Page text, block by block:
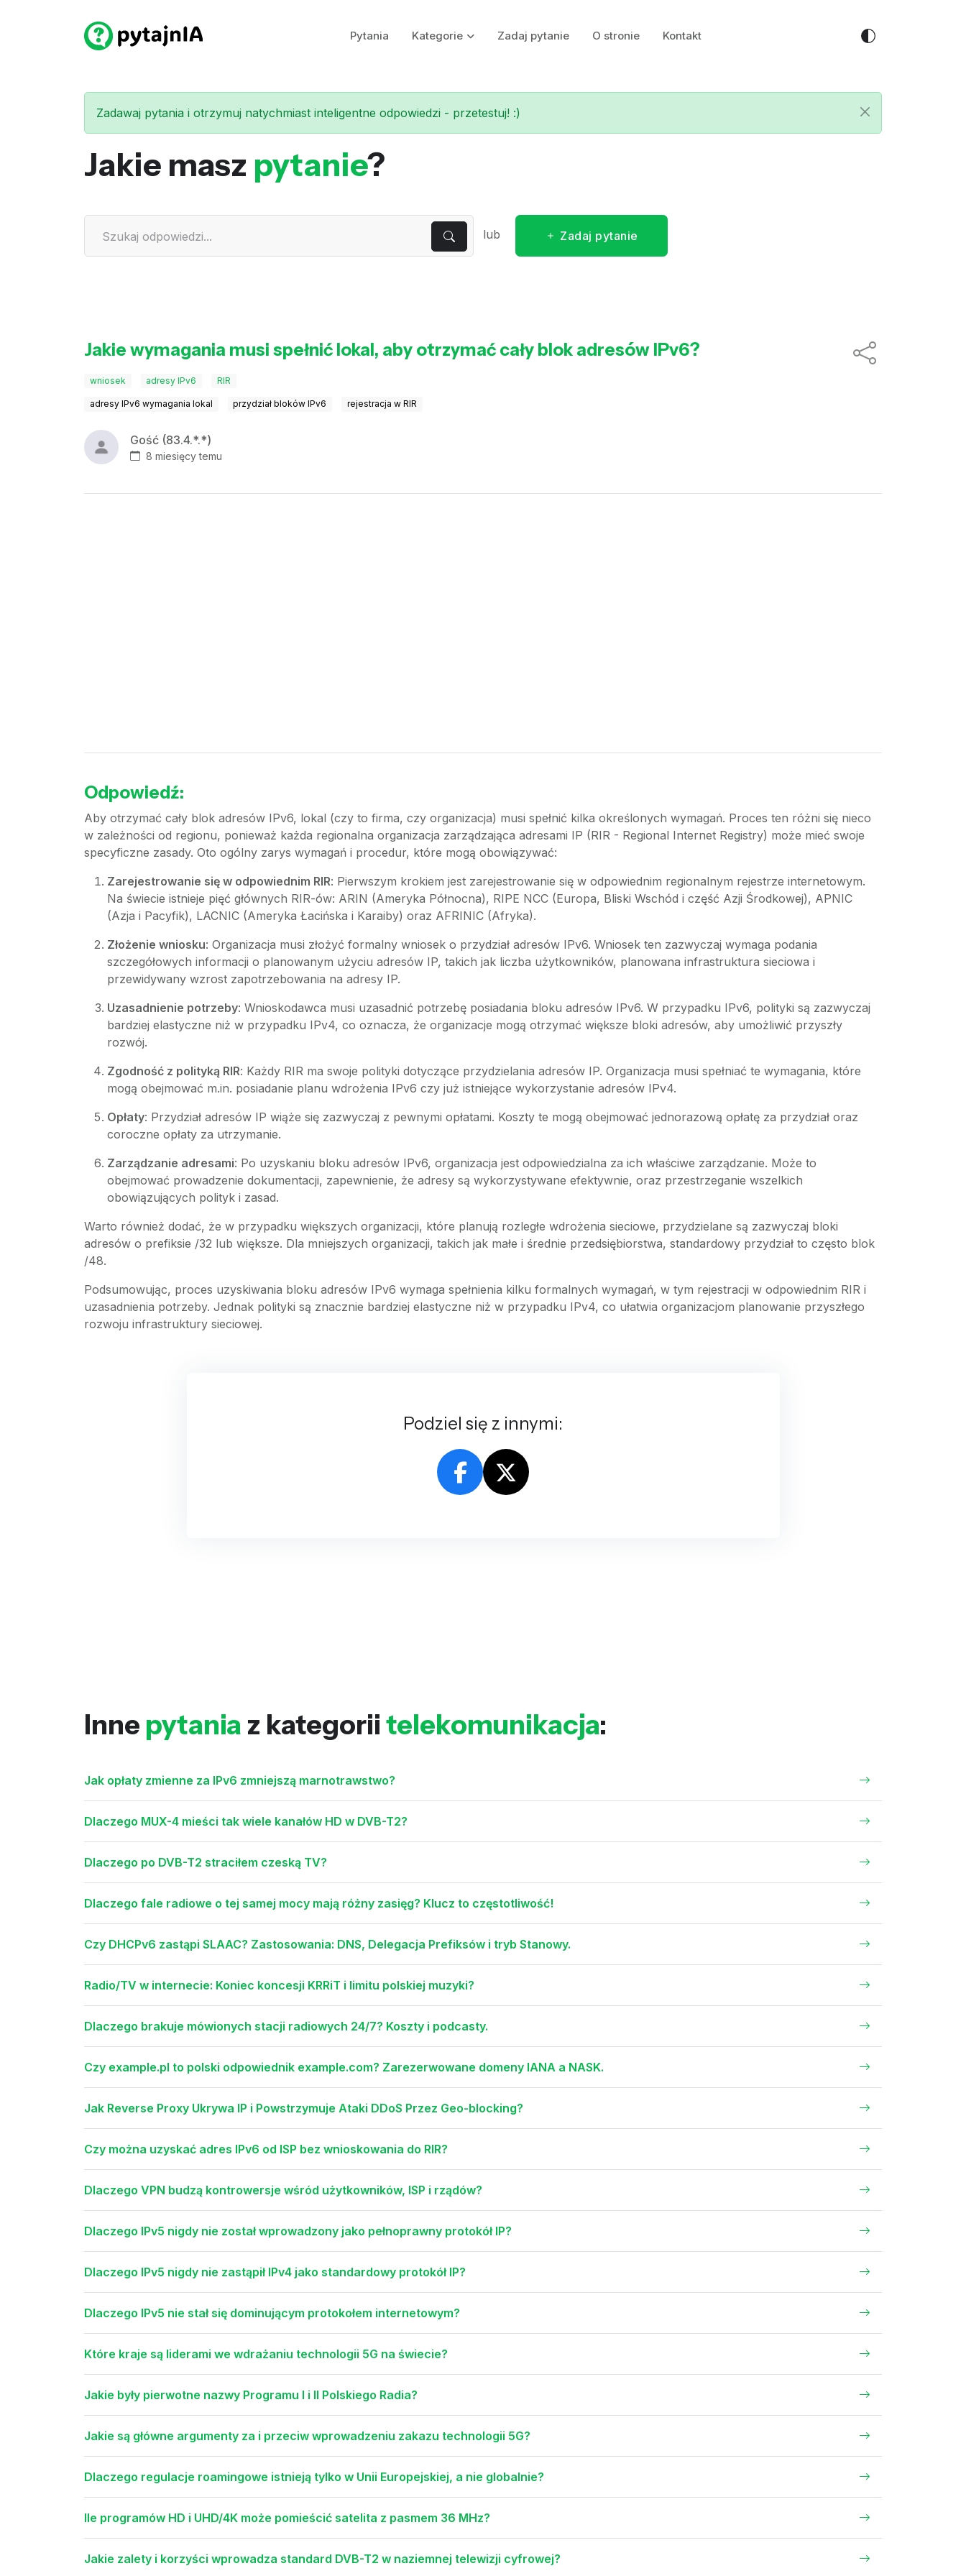
Pytania Kategorie Zadaj pytanie O stronie Kontakt
Zadawaj pytania i otrzymuj natychmiast inteligentne odpowiedzi - przetestuj! :)
Jakie masz pytanie?
lub Zadaj pytanie
Jakie wymagania musi spełnić lokal, aby otrzymać cały blok adresów IPv6?
wniosek adresy IPv6 RIR
adresy IPv6 wymagania lokal przydział bloków IPv6 rejestracja w RIR
Gość (83.4.*.*)
8 miesięcy temu
Odpowiedź:
Aby otrzymać cały blok adresów IPv6, lokal (czy to firma, czy organizacja) musi spełnić kilka określonych wymagań. Proces ten różni się nieco
w zależności od regionu, ponieważ każda regionalna organizacja zarządzająca adresami IP (RIR - Regional Internet Registry) może mieć swoje
specyficzne zasady. Oto ogólny zarys wymagań i procedur, które mogą obowiązywać:
Zarejestrowanie się w odpowiednim RIR: Pierwszym krokiem jest zarejestrowanie się w odpowiednim regionalnym rejestrze internetowym.
Na świecie istnieje pięć głównych RIR-ów: ARIN (Ameryka Północna), RIPE NCC (Europa, Bliski Wschód i część Azji Środkowej), APNIC
(Azja i Pacyfik), LACNIC (Ameryka Łacińska i Karaiby) oraz AFRINIC (Afryka).
Złożenie wniosku: Organizacja musi złożyć formalny wniosek o przydział adresów IPv6. Wniosek ten zazwyczaj wymaga podania
szczegółowych informacji o planowanym użyciu adresów IP, takich jak liczba użytkowników, planowana infrastruktura sieciowa i
przewidywany wzrost zapotrzebowania na adresy IP.
Uzasadnienie potrzeby: Wnioskodawca musi uzasadnić potrzebę posiadania bloku adresów IPv6. W przypadku IPv6, polityki są zazwyczaj
bardziej elastyczne niż w przypadku IPv4, co oznacza, że organizacje mogą otrzymać większe bloki adresów, aby umożliwić przyszły
rozwój.
Zgodność z polityką RIR: Każdy RIR ma swoje polityki dotyczące przydzielania adresów IP. Organizacja musi spełniać te wymagania, które
mogą obejmować m.in. posiadanie planu wdrożenia IPv6 czy już istniejące wykorzystanie adresów IPv4.
Opłaty: Przydział adresów IP wiąże się zazwyczaj z pewnymi opłatami. Koszty te mogą obejmować jednorazową opłatę za przydział oraz
coroczne opłaty za utrzymanie.
Zarządzanie adresami: Po uzyskaniu bloku adresów IPv6, organizacja jest odpowiedzialna za ich właściwe zarządzanie. Może to
obejmować prowadzenie dokumentacji, zapewnienie, że adresy są wykorzystywane efektywnie, oraz przestrzeganie wszelkich
obowiązujących polityk i zasad.
Warto również dodać, że w przypadku większych organizacji, które planują rozległe wdrożenia sieciowe, przydzielane są zazwyczaj bloki
adresów o prefiksie /32 lub większe. Dla mniejszych organizacji, takich jak małe i średnie przedsiębiorstwa, standardowy przydział to często blok
/48.
Podsumowując, proces uzyskiwania bloku adresów IPv6 wymaga spełnienia kilku formalnych wymagań, w tym rejestracji w odpowiednim RIR i
uzasadnienia potrzeby. Jednak polityki są znacznie bardziej elastyczne niż w przypadku IPv4, co ułatwia organizacjom planowanie przyszłego
rozwoju infrastruktury sieciowej.
Podziel się z innymi:
Inne pytania z kategoriitelekomunikacja:
Jak opłaty zmienne za IPv6 zmniejszą marnotrawstwo?
Dlaczego MUX-4 mieści tak wiele kanałów HD w DVB-T2?
Dlaczego po DVB-T2 straciłem czeską TV?
Dlaczego fale radiowe o tej samej mocy mają różny zasięg? Klucz to częstotliwość!
Czy DHCPv6 zastąpi SLAAC? Zastosowania: DNS, Delegacja Prefiksów i tryb Stanowy.
Radio/TV w internecie: Koniec koncesji KRRiT i limitu polskiej muzyki?
Dlaczego brakuje mówionych stacji radiowych 24/7? Koszty i podcasty.
Czy example.pl to polski odpowiednik example.com? Zarezerwowane domeny IANA a NASK.
Jak Reverse Proxy Ukrywa IP i Powstrzymuje Ataki DDoS Przez Geo-blocking?
Czy można uzyskać adres IPv6 od ISP bez wnioskowania do RIR?
Dlaczego VPN budzą kontrowersje wśród użytkowników, ISP i rządów?
Dlaczego IPv5 nigdy nie został wprowadzony jako pełnoprawny protokół IP?
Dlaczego IPv5 nigdy nie zastąpił IPv4 jako standardowy protokół IP?
Dlaczego IPv5 nie stał się dominującym protokołem internetowym?
Które kraje są liderami we wdrażaniu technologii 5G na świecie?
Jakie były pierwotne nazwy Programu I i II Polskiego Radia?
Jakie są główne argumenty za i przeciw wprowadzeniu zakazu technologii 5G?
Dlaczego regulacje roamingowe istnieją tylko w Unii Europejskiej, a nie globalnie?
Ile programów HD i UHD/4K może pomieścić satelita z pasmem 36 MHz?
Jakie zalety i korzyści wprowadza standard DVB-T2 w naziemnej telewizji cyfrowej?